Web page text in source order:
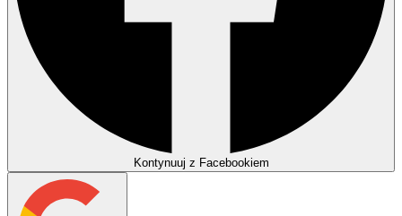
Kontynuuj z Facebookiem